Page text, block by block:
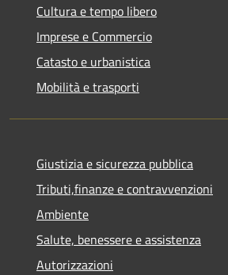
Cultura e tempo libero
Imprese e Commercio
Catasto e urbanistica
Mobilità e trasporti
Giustizia e sicurezza pubblica
Tributi,finanze e contravvenzioni
Ambiente
Salute, benessere e assistenza
Autorizzazioni